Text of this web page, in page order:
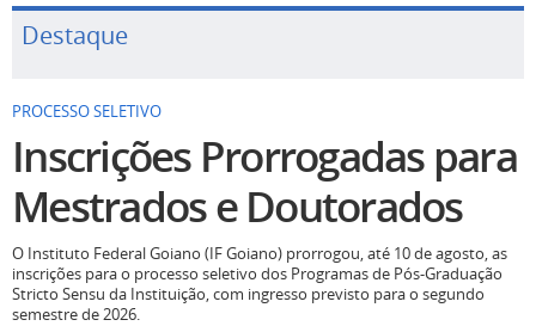
Destaque
PROCESSO SELETIVO
Inscrições Prorrogadas para
Mestrados e Doutorados
O Instituto Federal Goiano (IF Goiano) prorrogou, até 10 de agosto, as
inscrições para o processo seletivo dos Programas de Pós-Graduação
Stricto Sensu da Instituição, com ingresso previsto para o segundo
semestre de 2026.